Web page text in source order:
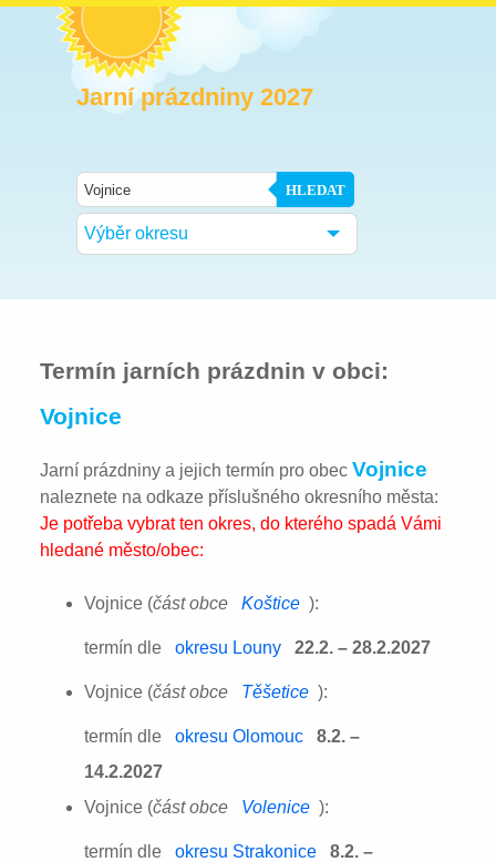
Jarní prázdniny 2027
HLEDAT
Výběr okresu
Termín jarních prázdnin v obci:
Vojnice
Jarní prázdniny a jejich termín pro obecVojnice
naleznete na odkaze příslušného okresního města:
Je potřeba vybrat ten okres, do kterého spadá Vámi
hledané město/obec:
Vojnice (část obce Koštice ):
termín dle okresu Louny 22.2. – 28.2.2027
Vojnice (část obce Těšetice ):
termín dle okresu Olomouc
8.2. –
14.2.2027
Vojnice (část obce Volenice ):
termín dle okresu Strakonice
8.2. –